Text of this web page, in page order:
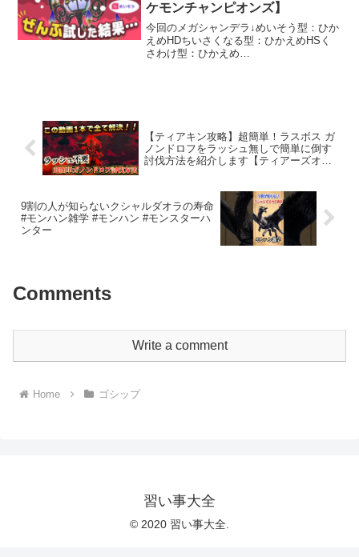
ケモンチャンピオンズ】
今回のメガシャンデラ↓めいそう型：ひか
えめHDちいさくなる型：ひかえめHSく
さわけ型：ひかえめ
【ティアキン攻略】超簡単！ラスボス ガ
ノンドロフをラッシュ無しで簡単に倒す
討伐方法を紹介します【ティアーズオブ
9割の人が知らないクシャルダオラの寿命
#モンハン雑学 #モンハン #モンスターハ
ンター
Comments
Write a comment
Home ゴシップ
習い事大全
© 2020 習い事大全.